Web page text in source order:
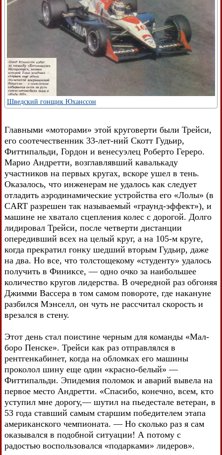
Шведский гонщик Юханссон
Главными «моторами» этой круговерти были Трейси,
его соотечественник 33-лет-ний Скотт Гудьир,
Фиттипальди, Гордон и венесуэлец Роберто Гереро.
Марио Андретти, возглавлявший кавалькаду
участников на первых кругах, вскоре ушел в тень.
Оказалось, что инженерам не удалось как следует
отладить аэродинамические устройства его «Лолы» (в
CART разрешен так называемый «граунд-эффект»), и
машине не хватало сцепления колес с дорогой. Долго
лидировал Трейси, после четверти дистанции
опередивший всех на целый круг, а на 105-м круге,
когда прекратил гонку шедший вторым Гудьир, даже
на два. Но все, что толстощекому «студенту» удалось
получить в Финиксе, — одно очко за наибольшее
количество кругов лидерства. В очередной раз обгоняя
Джимми Вассера в том самом повороте, где накануне
разбился Мэнселл, он чуть не рассчитал скорость и
врезался в стену.
Этот день стал поистине черным для команды «Мал-
боро Пенске». Трейси как раз отправлялся в
рентгенкабинет, когда на обломках его машины
проколол шину еще один «красно-белый» —
Фиттипальди. Эпидемия поломок и аварий вывела на
первое место Андретти. «Спасибо, конечно, всем, кто
уступил мне дорогу,— шутил на пьедестале ветеран, в
53 года ставший самым старшим победителем этапа
американского чемпионата. — Но сколько раз я сам
оказывался в подобной ситуации! А потому с
радостью воспользовался «подарками» лидеров».